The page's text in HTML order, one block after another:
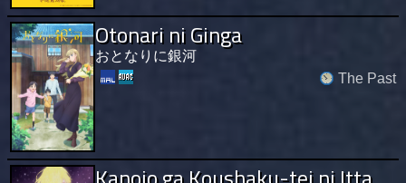
Otonari ni Ginga
おとなりに銀河
The Past